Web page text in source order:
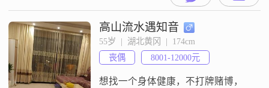
高山流水遇知音
55岁  |  湖北黄冈  |  174cm
丧偶
8001-12000元
想找一个身体健康，不打牌赌博，